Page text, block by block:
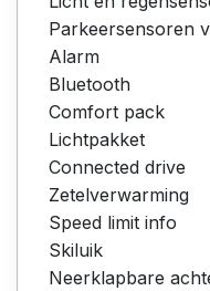
Parkeersensoren
Alarm
Bluetooth
Comfort pack
Lichtpakket
Connected drive
Zetelverwarming
Speed limit info
Skiluik
Neerklapbare